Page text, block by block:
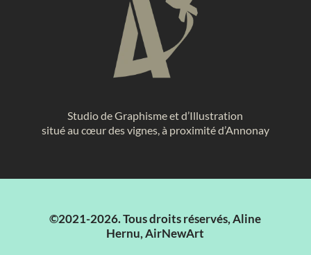
Studio de Graphisme et d’Illustration
situé au cœur des vignes, à proximité d’Annonay
©2021-2026. Tous droits réservés, Aline
Hernu, AirNewArt